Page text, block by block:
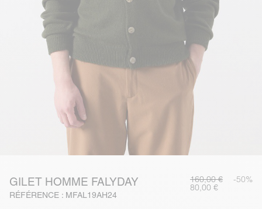
GILET HOMME FALYDAY
RÉFÉRENCE : MFAL19AH24
160,00 € -50%
80,00 €